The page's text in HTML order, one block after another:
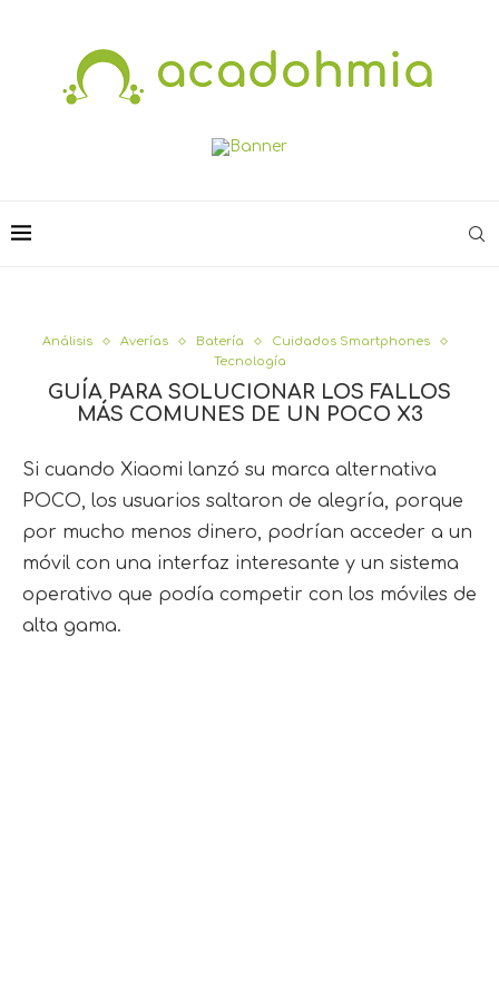
Análisis Averías Batería
Cuidados Smartphones
Tecnología
GUÍA PARA SOLUCIONAR LOS FALLOS
MÁS COMUNES DE UN POCO X3
Si cuando Xiaomi lanzó su marca alternativa
POCO, los usuarios saltaron de alegría, porque
por mucho menos dinero, podrían acceder a un
móvil con una interfaz interesante y un sistema
operativo que podía competir con los móviles de
alta gama.